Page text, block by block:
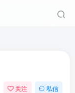
关注 私信